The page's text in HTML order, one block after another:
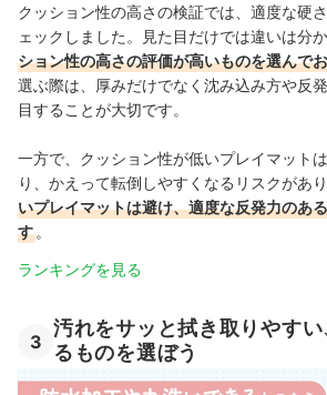
クッション性の高さの検証では、適度な硬
ェックしました。見た目だけでは違いは分
ション性の高さの評価が高いものを選んで
選ぶ際は、厚みだけでなく沈み込み方や反
目することが大切です。
一方で、クッション性が低いプレイマット
り、かえって転倒しやすくなるリスクがあり
いプレイマットは避け、適度な反発力のあ
す 。
ランキングを見る
3
汚れをサッと拭き取りやす
るものを選ぼう